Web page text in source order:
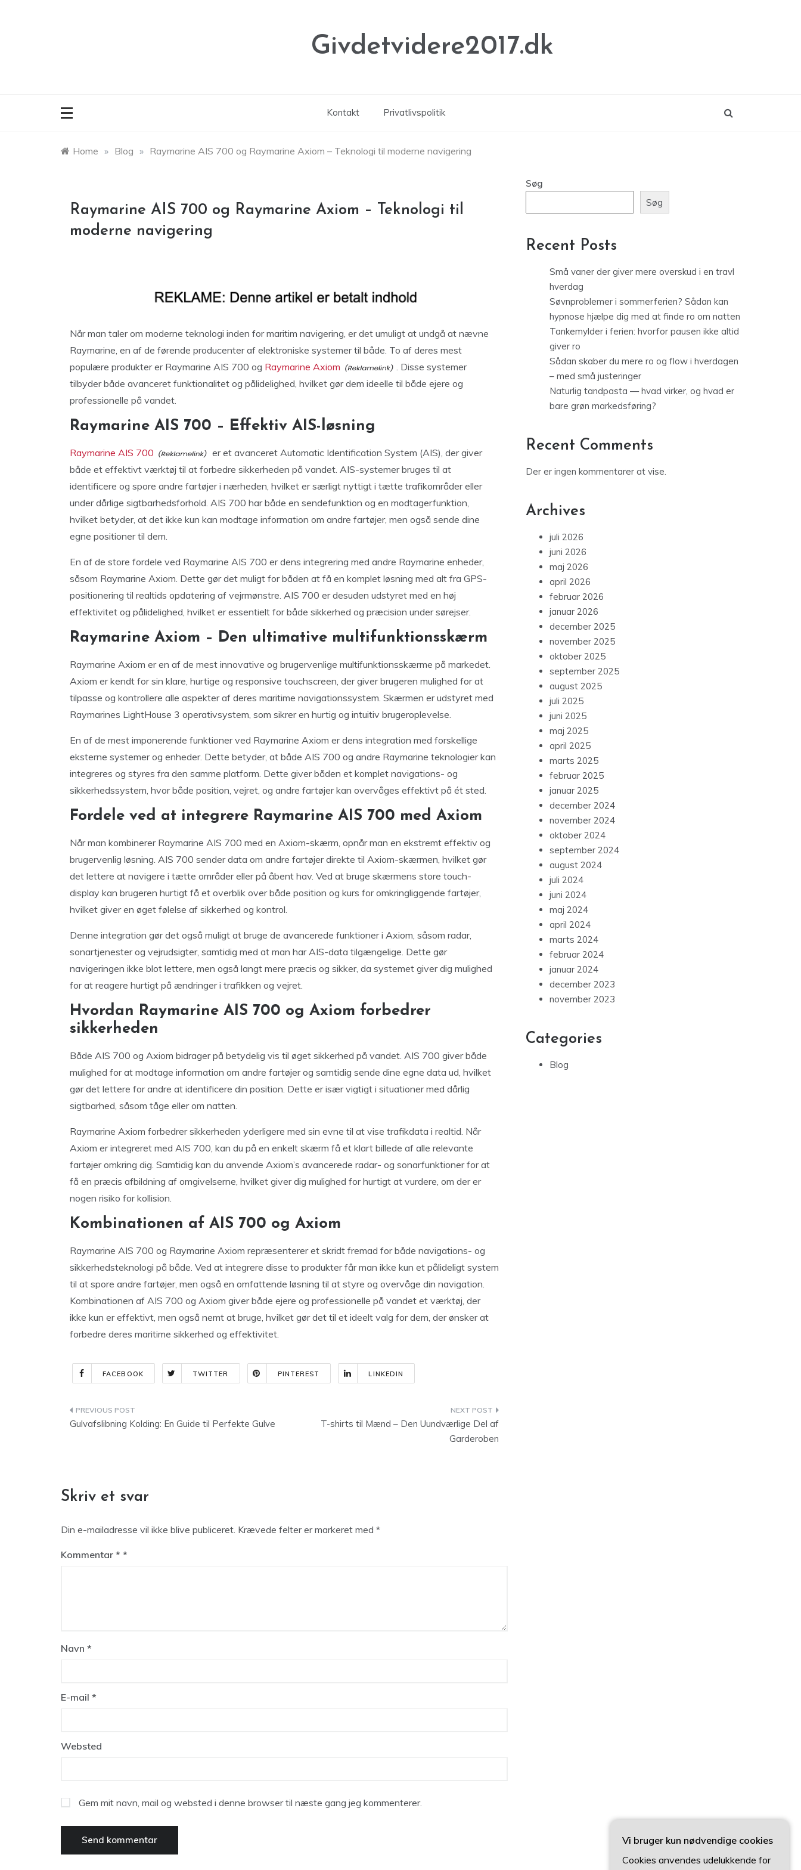
Givdetvidere2017.dk
Kontakt Privatlivspolitik
Home » Blog » Raymarine AIS 700 og Raymarine Axiom – Teknologi til moderne navigering
Raymarine AIS 700 og Raymarine Axiom – Teknologi til
moderne navigering
Når man taler om moderne teknologi inden for maritim navigering, er det umuligt at undgå at nævne
Raymarine, en af de førende producenter af elektroniske systemer til både. To af deres mest
populære produkter er Raymarine AIS 700 og Raymarine Axiom
. Disse systemer
tilbyder både avanceret funktionalitet og pålidelighed, hvilket gør dem ideelle til både ejere og
professionelle på vandet.
Raymarine AIS 700 – Effektiv AIS-løsning
Raymarine AIS 700
er et avanceret Automatic Identification System (AIS), der giver
både et effektivt værktøj til at forbedre sikkerheden på vandet. AIS-systemer bruges til at
identificere og spore andre fartøjer i nærheden, hvilket er særligt nyttigt i tætte trafikområder eller
under dårlige sigtbarhedsforhold. AIS 700 har både en sendefunktion og en modtagerfunktion,
hvilket betyder, at det ikke kun kan modtage information om andre fartøjer, men også sende dine
egne positioner til dem.
En af de store fordele ved Raymarine AIS 700 er dens integrering med andre Raymarine enheder,
såsom Raymarine Axiom. Dette gør det muligt for båden at få en komplet løsning med alt fra GPS-
positionering til realtids opdatering af vejrmønstre. AIS 700 er desuden udstyret med en høj
effektivitet og pålidelighed, hvilket er essentielt for både sikkerhed og præcision under sørejser.
Raymarine Axiom – Den ultimative multifunktionsskærm
Raymarine Axiom er en af de mest innovative og brugervenlige multifunktionsskærme på markedet.
Axiom er kendt for sin klare, hurtige og responsive touchscreen, der giver brugeren mulighed for at
tilpasse og kontrollere alle aspekter af deres maritime navigationssystem. Skærmen er udstyret med
Raymarines LightHouse 3 operativsystem, som sikrer en hurtig og intuitiv brugeroplevelse.
En af de mest imponerende funktioner ved Raymarine Axiom er dens integration med forskellige
eksterne systemer og enheder. Dette betyder, at både AIS 700 og andre Raymarine teknologier kan
integreres og styres fra den samme platform. Dette giver båden et komplet navigations- og
sikkerhedssystem, hvor både position, vejret, og andre fartøjer kan overvåges effektivt på ét sted.
Fordele ved at integrere Raymarine AIS 700 med Axiom
Når man kombinerer Raymarine AIS 700 med en Axiom-skærm, opnår man en ekstremt effektiv og
brugervenlig løsning. AIS 700 sender data om andre fartøjer direkte til Axiom-skærmen, hvilket gør
det lettere at navigere i tætte områder eller på åbent hav. Ved at bruge skærmens store touch-
display kan brugeren hurtigt få et overblik over både position og kurs for omkringliggende fartøjer,
hvilket giver en øget følelse af sikkerhed og kontrol.
Denne integration gør det også muligt at bruge de avancerede funktioner i Axiom, såsom radar,
sonartjenester og vejrudsigter, samtidig med at man har AIS-data tilgængelige. Dette gør
navigeringen ikke blot lettere, men også langt mere præcis og sikker, da systemet giver dig mulighed
for at reagere hurtigt på ændringer i trafikken og vejret.
Hvordan Raymarine AIS 700 og Axiom forbedrer
sikkerheden
Både AIS 700 og Axiom bidrager på betydelig vis til øget sikkerhed på vandet. AIS 700 giver både
mulighed for at modtage information om andre fartøjer og samtidig sende dine egne data ud, hvilket
gør det lettere for andre at identificere din position. Dette er især vigtigt i situationer med dårlig
sigtbarhed, såsom tåge eller om natten.
Raymarine Axiom forbedrer sikkerheden yderligere med sin evne til at vise trafikdata i realtid. Når
Axiom er integreret med AIS 700, kan du på en enkelt skærm få et klart billede af alle relevante
fartøjer omkring dig. Samtidig kan du anvende Axiom’s avancerede radar- og sonarfunktioner for at
få en præcis afbildning af omgivelserne, hvilket giver dig mulighed for hurtigt at vurdere, om der er
nogen risiko for kollision.
Kombinationen af AIS 700 og Axiom
Raymarine AIS 700 og Raymarine Axiom repræsenterer et skridt fremad for både navigations- og
sikkerhedsteknologi på både. Ved at integrere disse to produkter får man ikke kun et pålideligt system
til at spore andre fartøjer, men også en omfattende løsning til at styre og overvåge din navigation.
Kombinationen af AIS 700 og Axiom giver både ejere og professionelle på vandet et værktøj, der
ikke kun er effektivt, men også nemt at bruge, hvilket gør det til et ideelt valg for dem, der ønsker at
forbedre deres maritime sikkerhed og effektivitet.
FACEBOOK TWITTER PINTEREST LINKEDIN
Indlægsnavigation
Gulvafslibning Kolding: En Guide til Perfekte Gulve
T-shirts til Mænd – Den Uundværlige Del af
Garderoben
Skriv et svar
Din e-mailadresse vil ikke blive publiceret. Krævede felter er markeret med *
Kommentar *
Navn *
E-mail *
Websted
Gem mit navn, mail og websted i denne browser til næste gang jeg kommenterer.
Søg
Søg
Recent Posts
Små vaner der giver mere overskud i en travl
hverdag
Søvnproblemer i sommerferien? Sådan kan
hypnose hjælpe dig med at finde ro om natten
Tankemylder i ferien: hvorfor pausen ikke altid
giver ro
Sådan skaber du mere ro og flow i hverdagen
– med små justeringer
Naturlig tandpasta — hvad virker, og hvad er
bare grøn markedsføring?
Recent Comments
Der er ingen kommentarer at vise.
Archives
juli 2026
juni 2026
maj 2026
april 2026
februar 2026
januar 2026
december 2025
november 2025
oktober 2025
september 2025
august 2025
juli 2025
juni 2025
maj 2025
april 2025
marts 2025
februar 2025
januar 2025
december 2024
november 2024
oktober 2024
september 2024
august 2024
juli 2024
juni 2024
maj 2024
april 2024
marts 2024
februar 2024
januar 2024
december 2023
november 2023
Categories
Blog
Vi bruger kun nødvendige cookies
Cookies anvendes udelukkende for